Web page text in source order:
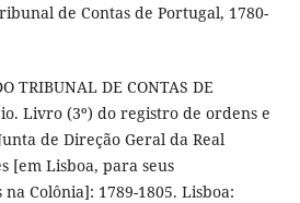
de Contas de Portugal, 1780-
TRIBUNAL DE CONTAS DE
Livro (3º) do registro de ordens e
de Direção Geral da Real
[em Lisboa, para seus
Colônia]: 1789-1805. Lisboa: